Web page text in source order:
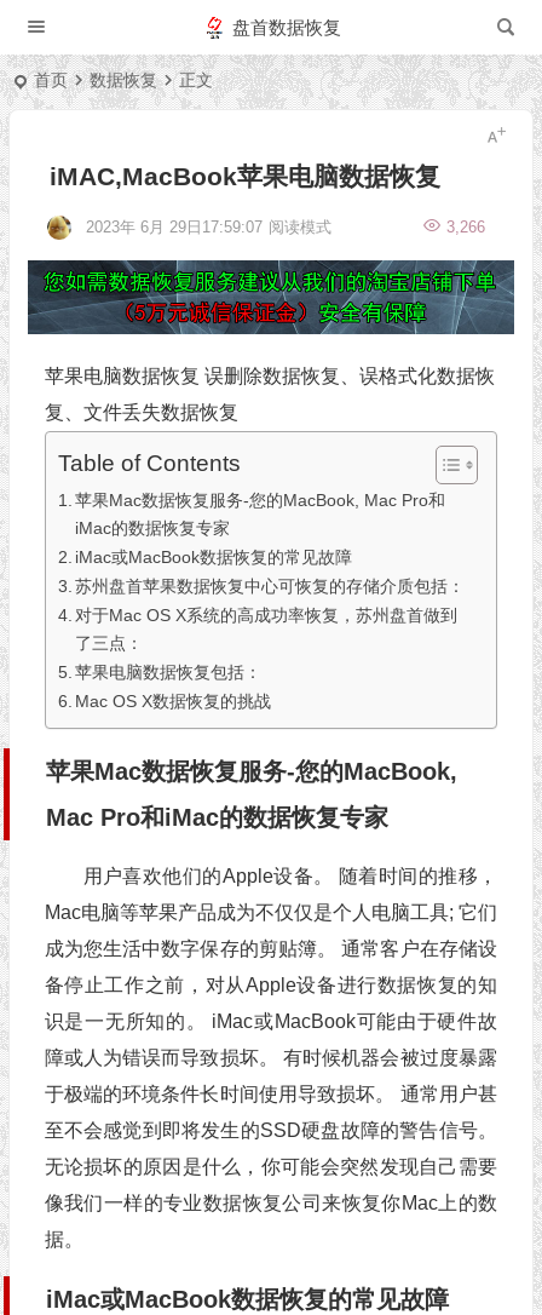
盘首数据恢复
首页 数据恢复 正文
iMAC,MacBook苹果电脑数据恢复
2023年 6月 29日17:59:07 3,266
阅读模式
苹果电脑数据恢复 误删除数据恢复、误格式化数据恢
复、文件丢失数据恢复
Table of Contents
苹果Mac数据恢复服务-您的MacBook, Mac Pro和
iMac的数据恢复专家
iMac或MacBook数据恢复的常见故障
苏州盘首苹果数据恢复中心可恢复的存储介质包括：
对于Mac OS X系统的高成功率恢复，苏州盘首做到
了三点：
苹果电脑数据恢复包括：
Mac OS X数据恢复的挑战
苹果Mac数据恢复服务-您的MacBook,
Mac Pro和iMac的数据恢复专家
用户喜欢他们的Apple设备。 随着时间的推移，
Mac电脑等苹果产品成为不仅仅是个人电脑工具; 它们
成为您生活中数字保存的剪贴簿。 通常客户在存储设
备停止工作之前，对从Apple设备进行数据恢复的知
识是一无所知的。 iMac或MacBook可能由于硬件故
障或人为错误而导致损坏。 有时候机器会被过度暴露
于极端的环境条件长时间使用导致损坏。 通常用户甚
至不会感觉到即将发生的SSD硬盘故障的警告信号。
无论损坏的原因是什么，你可能会突然发现自己需要
像我们一样的专业数据恢复公司来恢复你Mac上的数
据。
iMac或MacBook数据恢复的常见故障